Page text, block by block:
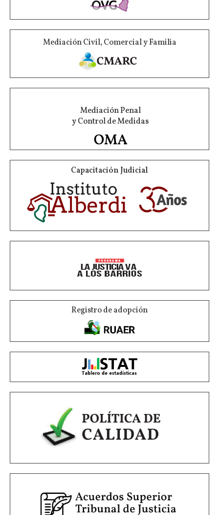
Mediación Civil, Comercial y Familia
Mediación Penal
y Control de Medidas
Capacitación Judicial
Registro de adopción